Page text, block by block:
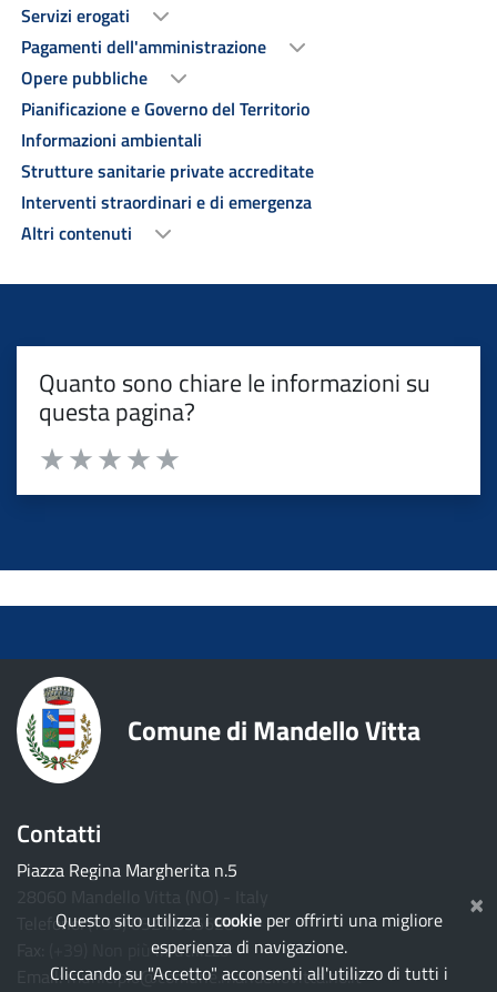
Questo sito utilizza i cookieper offrirti una migliore
esperienza di navigazione.
Cliccando su "Accetto" acconsenti all'utilizzo di tutti i
×
Servizi erogati
Pagamenti dell'amministrazione
Opere pubbliche
Pianificazione e Governo del Territorio
Informazioni ambientali
Strutture sanitarie private accreditate
Interventi straordinari e di emergenza
Altri contenuti
Quanto sono chiare le informazioni su
questa pagina?
Valuta da 1 a 5 stelle la pagina
Comune di Mandello Vitta
Contatti
Piazza Regina Margherita n.5
Telefono:(+39) 0321.835628
(+39) Non più in utilizzo
Email:municipio@comune.mandellovitta.no.it